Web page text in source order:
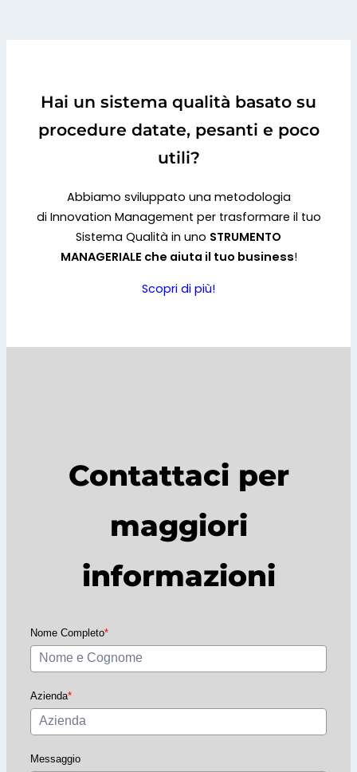
Hai un sistema qualità basato su
procedure datate, pesanti e poco
utili?
Abbiamo sviluppato una metodologia
di Innovation Management per trasformare il tuo
Sistema Qualità in uno STRUMENTO
MANAGERIALE che aiuta il tuo business!
Scopri di più!
Contattaci per
maggiori
informazioni
Nome Completo*
Azienda*
Messaggio